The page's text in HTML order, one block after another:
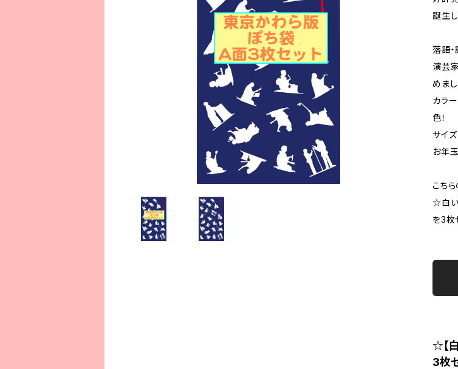
誕生し
落語
演芸
めまし
カラー
色！
サイ
お年
こち
☆白い
を3枚
☆【
3枚